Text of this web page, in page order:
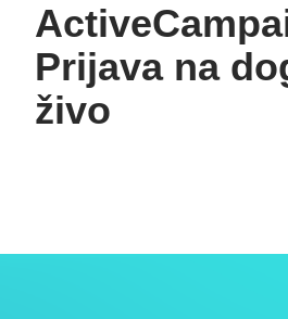
Prijava na
živo